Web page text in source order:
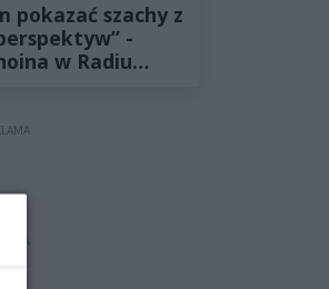
pokazać szachy z
-
w Radiu